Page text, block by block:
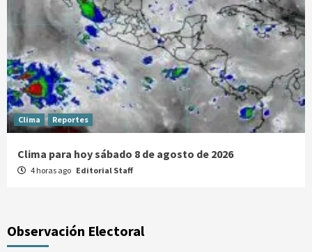
Clima Reportes
Clima para hoy sábado 8 de agosto de 2026
4 horas ago Editorial Staff
Observación Electoral